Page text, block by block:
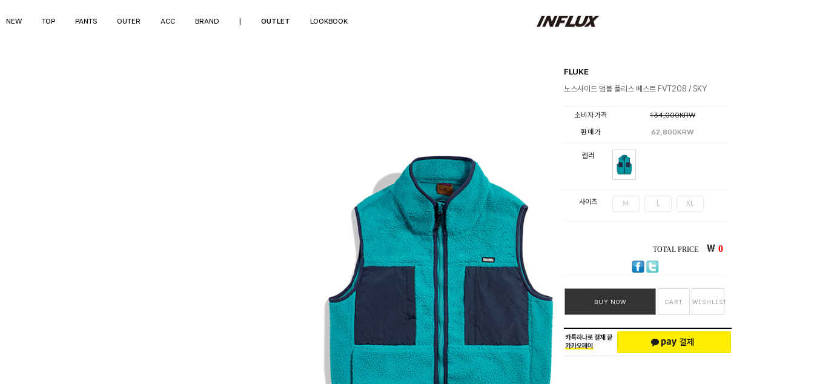
NEW TOP PANTS OUTER ACC BRAND OUTLET LOOKBOOK
FLUKE
노스사이드 덤블 플리스 베스트 FVT208 / SKY
소비자가격
134,000KRW
판매가
62,800KRW
컬러
사이즈 M L XL
TOTAL PRICE ￦ 0
BUY NOW CART WISHLIST